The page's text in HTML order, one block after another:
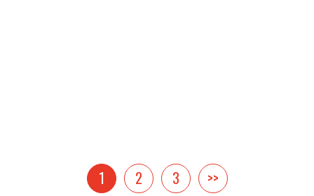
1 2 3 >>